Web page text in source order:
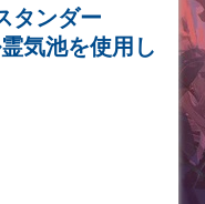
タンダー
気池を使用し